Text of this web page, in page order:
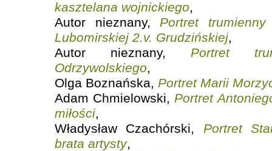
kasztelana wojnickiego,
Autor nieznany, Portret
Lubomirskiej 2.v. Grudzińskiej,
Autor nieznany, Portret
Odrzywolskiego,
Olga Boznańska, Portret Marii
Adam Chmielowski, Portret
miłości,
Władysław Czachórski, Portret
brata artysty,